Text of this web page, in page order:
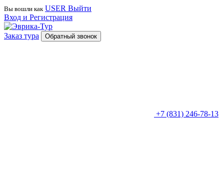
Вы вошли как USER Выйти
Вход и Регистрация
Заказ тура Обратный звонок
+7 (831) 246-78-13